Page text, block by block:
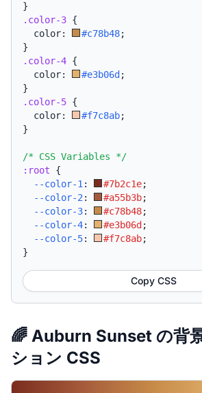
}
.color-3 {
  color:
#c78b48;
}
.color-4 {
  color:
#e3b06d ;
}
.color-5 {
  color:
#f7c8ab;
}
/* CSS Variables */
:root {
--color-1 : #7b2c1e;
--color-2 : #a55b3b;
--color-3: #c78b48;
--color-4: #e3b06d ;
--color-5: #f7c8ab;
}
Copy CSS
🌈 Auburn Sunset の背
ション CSS